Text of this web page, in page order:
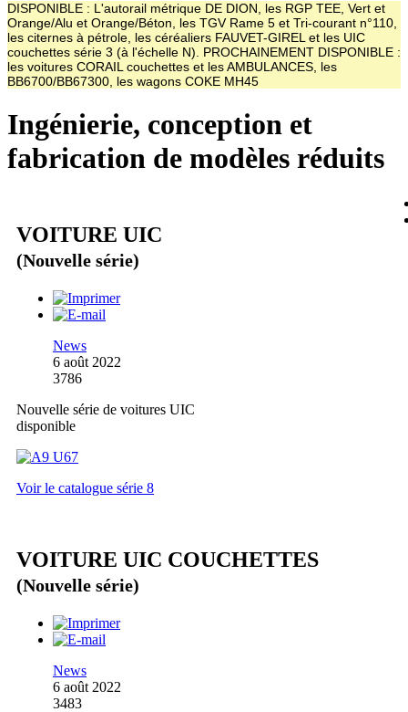
DISPONIBLE : L'autorail métrique DE DION, les RGP TEE, Vert et
Orange/Alu et Orange/Béton, les TGV Rame 5 et Tri-courant n°110,
les citernes à pétrole, les céréaliers FAUVET-GIREL et les UIC
couchettes série 3 (à l'échelle N). PROCHAINEMENT DISPONIBLE :
les voitures CORAIL couchettes et les AMBULANCES, les
BB6700/BB67300, les wagons COKE MH45
Ingénierie, conception et
fabrication de modèles réduits
VOITURE UIC
(Nouvelle série)
News
6 août 2022
3786
Nouvelle série de voitures UIC
disponible
Voir le catalogue série 8
VOITURE UIC COUCHETTES
(Nouvelle série)
News
6 août 2022
3483